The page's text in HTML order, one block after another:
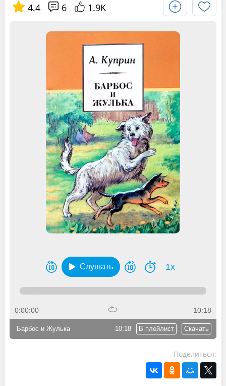
4.4 6 1.9K
Слушать 1x
0:00:00 10:18
10:18 В плейлист Скачать
Барбос и Жулька
Поделиться: